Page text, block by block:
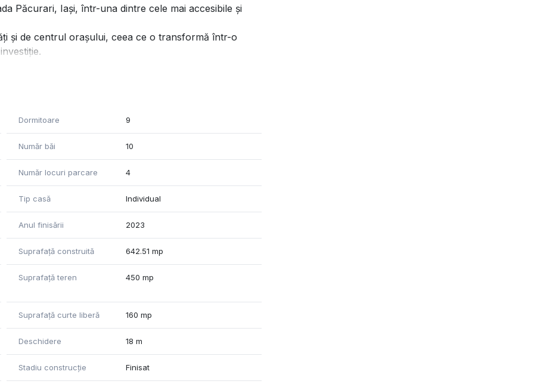
Păcurari, Iași, într-una dintre cele mai accesibile și
și de centrul orașului, ceea ce o transformă într-o
al unei clădiri solide din cărămidă cu finisaje
sau comercial.
Dormitoare 9
Număr băi 10
Număr locuri parcare 4
Tip casă Individual
Anul finisării 2023
Suprafață construită 642.51 mp
Suprafață teren 450 mp
Suprafață curte liberă 160 mp
Deschidere 18 m
Stadiu construcție Finisat